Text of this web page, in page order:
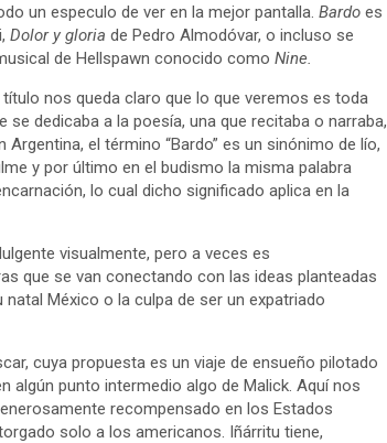
un especulo de ver en la mejor pantalla. Bardo es
Dolor y gloria de Pedro Almodóvar, o incluso se
de Hellspawn conocido como Nine.
nos queda claro que lo que veremos es toda
se dedicaba a la poesía, una que recitaba o narraba,
el término “Bardo” es un sinónimo de lío,
y por último en el budismo la misma palabra
lo cual dicho significado aplica en la
visualmente, pero a veces es
que se van conectando con las ideas planteadas
México o la culpa de ser un expatriado
cuya propuesta es un viaje de ensueño pilotado
algún punto intermedio algo de Malick. Aquí nos
recompensado en los Estados
solo a los americanos. Iñárritu tiene,